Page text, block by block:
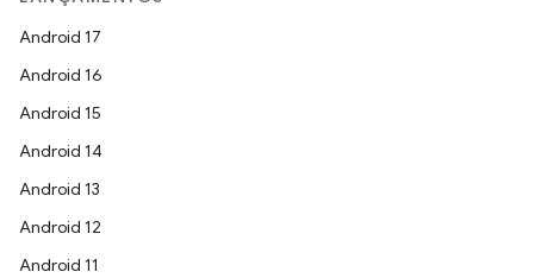
Android 17
Android 16
Android 15
Android 14
Android 13
Android 12
Android 11